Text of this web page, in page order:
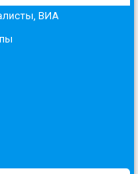
ВИА